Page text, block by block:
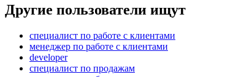
Другие пользователи ищут
специалист по работе с клиентами
менеджер по работе с клиентами
developer
специалист по продажам